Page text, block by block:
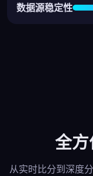
数据源稳定性
全
从实时比分到深度